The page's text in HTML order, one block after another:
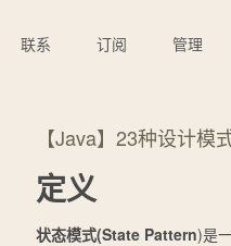
联系 订阅 管理
【Java】23种设计
定义
状态模式(State Pattern)是